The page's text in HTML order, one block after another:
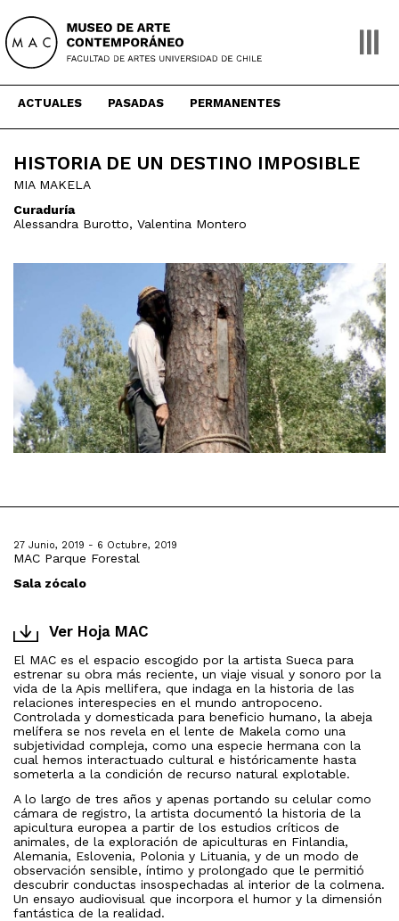
content
ACTUALES PASADAS PERMANENTES
HISTORIA DE UN DESTINO IMPOSIBLE
MIA MAKELA
Curaduría
Alessandra Burotto, Valentina Montero
27 Junio, 2019 - 6 Octubre, 2019
MAC Parque Forestal
Sala zócalo
Ver Hoja MAC
El MAC es el espacio escogido por la artista Sueca para
estrenar su obra más reciente, un viaje visual y sonoro por la
vida de la Apis mellifera, que indaga en la historia de las
relaciones interespecies en el mundo antropoceno.
Controlada y domesticada para beneficio humano, la abeja
melífera se nos revela en el lente de Makela como una
subjetividad compleja, como una especie hermana con la
cual hemos interactuado cultural e históricamente hasta
someterla a la condición de recurso natural explotable.
A lo largo de tres años y apenas portando su celular como
cámara de registro, la artista documentó la historia de la
apicultura europea a partir de los estudios críticos de
animales, de la exploración de apiculturas en Finlandia,
Alemania, Eslovenia, Polonia y Lituania, y de un modo de
observación sensible, íntimo y prolongado que le permitió
descubrir conductas insospechadas al interior de la colmena.
Un ensayo audiovisual que incorpora el humor y la dimensión
fantástica de la realidad.